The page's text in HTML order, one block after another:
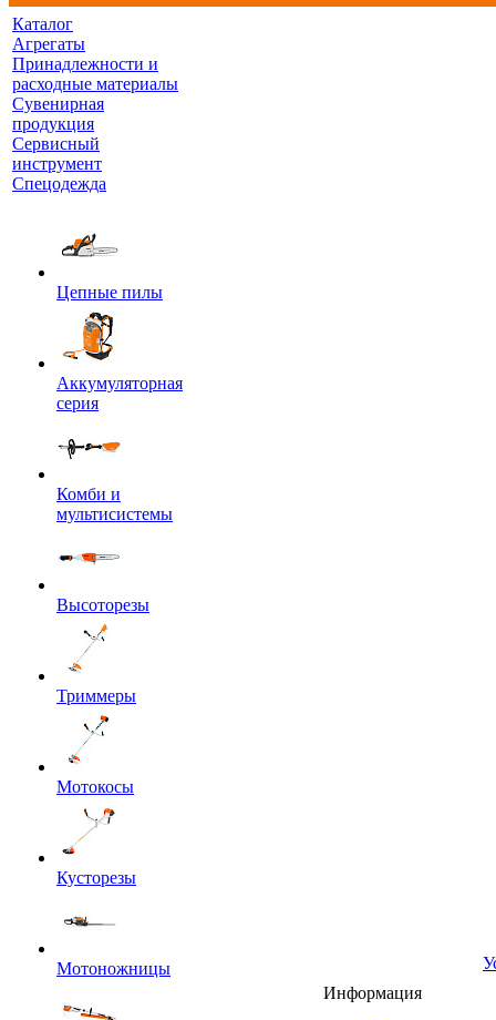
Каталог
Агрегаты
Принадлежности и
расходные материалы
Сувенирная
продукция
Сервисный
инструмент
Спецодежда
Цепные пилы
Аккумуляторная
серия
Комби и
мультисистемы
Высоторезы
Триммеры
Мотокосы
Кусторезы
Мотоножницы
Информация